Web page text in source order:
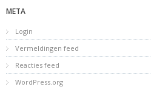
META
Login
Vermeldingen feed
Reacties feed
WordPress.org